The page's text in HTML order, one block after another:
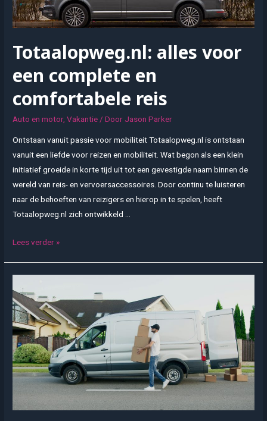
Totaalopweg.nl: alles voor
een complete en
comfortabele reis
Auto en motor,Vakantie / Door Jason Parker
Ontstaan vanuit passie voor mobiliteit Totaalopweg.nl is ontstaan
vanuit een liefde voor reizen en mobiliteit. Wat begon als een klein
initiatief groeide in korte tijd uit tot een gevestigde naam binnen de
wereld van reis- en vervoersaccessoires. Door continu te luisteren
naar de behoeften van reizigers en hierop in te spelen, heeft
Totaalopweg.nl zich ontwikkeld …
Totaalopweg.nl:
een
complete
en
comfortabele
reis
Lees verder »